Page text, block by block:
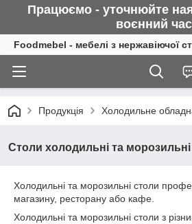
Працюємо - уточнюйте
воєнний час
Foodmebel - мебелі з нержавіючої
Продукція Холодильне
Столи холодильні та морозильні
Холодильні та морозильні столи
магазину, ресторану або кафе.
Холодильні та морозильні столи з